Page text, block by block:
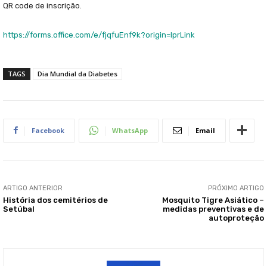
QR code de inscrição.
https://forms.office.com/e/fjqfuEnf9k?origin=lprLink
TAGS Dia Mundial da Diabetes
Facebook WhatsApp Email
ARTIGO ANTERIOR
História dos cemitérios de
Setúbal
PRÓXIMO ARTIGO
Mosquito Tigre Asiático –
medidas preventivas e de
autoproteção